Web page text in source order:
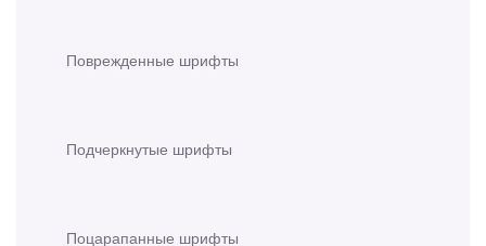
Поврежденные шрифты
Подчеркнутые шрифты
Поцарапанные шрифты